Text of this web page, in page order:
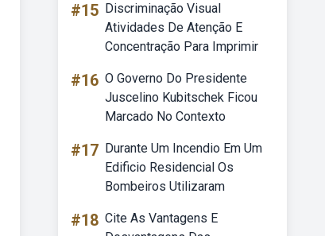
#15 Discriminação Visual
Atividades De Atenção E
Concentração Para Imprimir
#16 O Governo Do Presidente
Juscelino Kubitschek Ficou
Marcado No Contexto
#17 Durante Um Incendio Em Um
Edificio Residencial Os
Bombeiros Utilizaram
#18 Cite As Vantagens E